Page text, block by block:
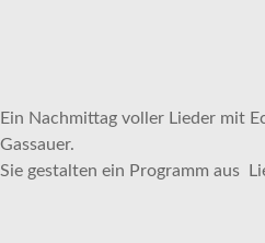
Ein Nachmittag voller Lieder mit
Gassauer.
Sie gestalten ein Programm aus